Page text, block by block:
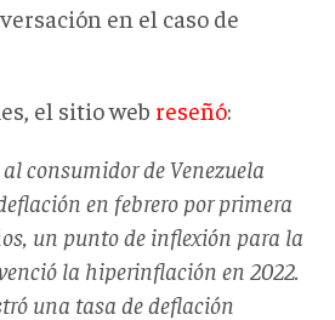
en el caso de
el sitio web reseñó:
al consumidor de Venezuela
en febrero por primera
un punto de inflexión para la
la hiperinflación en 2022.
una tasa de deflación